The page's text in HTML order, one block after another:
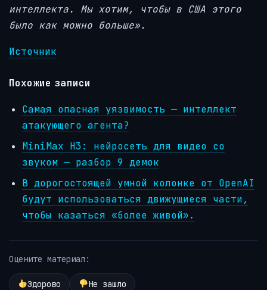
интеллекта. Мы хотим, чтобы в США этого
было как можно больше».
Источник
Похожие записи
Самая опасная уязвимость — интеллект
атакующего агента?
MiniMax H3: нейросеть для видео со
звуком — разбор 9 демок
В дорогостоящей умной колонке от OpenAI
будут использоваться движущиеся части,
чтобы казаться «более живой».
Оцените материал:
Здорово Не зашло